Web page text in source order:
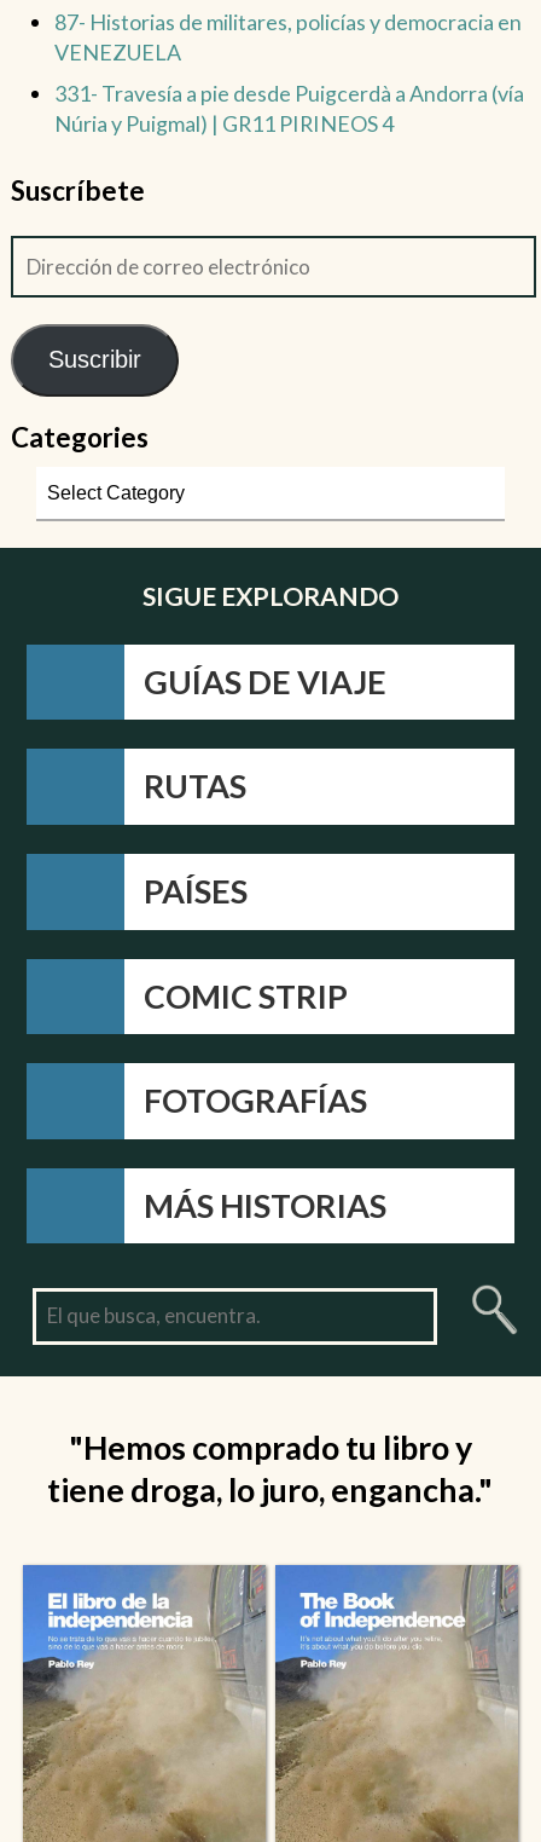
87- Historias de militares, policías y democracia en
VENEZUELA
331- Travesía a pie desde Puigcerdà a Andorra (vía
Núria y Puigmal) | GR11 PIRINEOS 4
Suscríbete
Suscribir
Categories
SIGUE EXPLORANDO
GUÍAS DE VIAJE
RUTAS
PAÍSES
COMIC STRIP
FOTOGRAFÍAS
MÁS HISTORIAS
"Hemos comprado tu libro y
tiene droga, lo juro, engancha."